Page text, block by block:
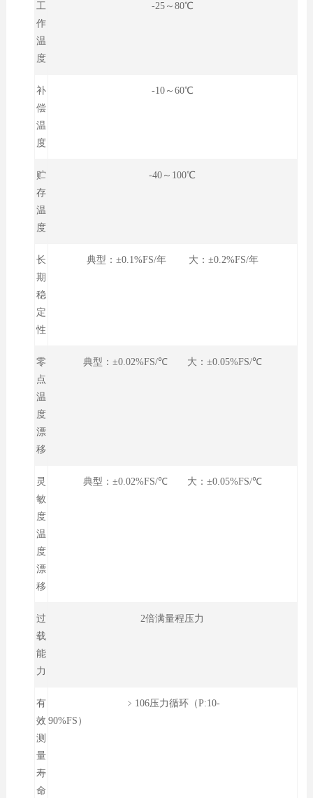
工
作
温
度
-25～80℃
补
偿
温
度
-10～60℃
贮
存
温
度
-40～100℃
长
期
稳
定
性
典型：±0.1%FS/年 大：±0.2%FS/年
零
点
温
度
漂
移
典型：±0.02%FS/℃ 大：±0.05%FS/℃
灵
敏
度
温
度
漂
移
典型：±0.02%FS/℃ 大：±0.05%FS/℃
过
载
能
力
2倍满量程压力
有
效
测
量
寿
命
﹥106压力循环（P:10-
90%FS）